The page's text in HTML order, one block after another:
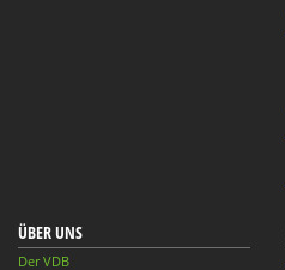
ÜBER UNS
Der VDB